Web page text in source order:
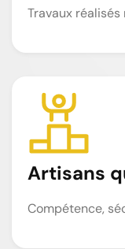
Travaux
Artisans
Compétence,